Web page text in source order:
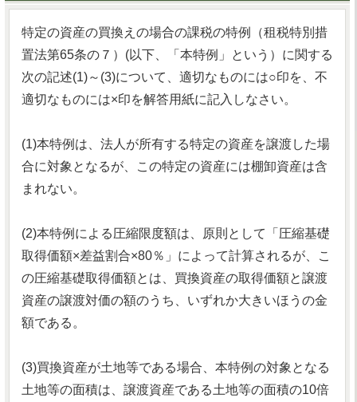
特定の資産の買換えの場合の課税の特例（租税特別措
置法第65条の７）(以下、「本特例」という）に関する
次の記述(1)～(3)について、適切なものには○印を、不
適切なものには×印を解答用紙に記入しなさい。
(1)本特例は、法人が所有する特定の資産を譲渡した場
合に対象となるが、この特定の資産には棚卸資産は含
まれない。
(2)本特例による圧縮限度額は、原則として「圧縮基礎
取得価額×差益割合×80％」によって計算されるが、こ
の圧縮基礎取得価額とは、買換資産の取得価額と譲渡
資産の譲渡対価の額のうち、いずれか大きいほうの金
額である。
(3)買換資産が土地等である場合、本特例の対象となる
土地等の面積は、譲渡資産である土地等の面積の10倍